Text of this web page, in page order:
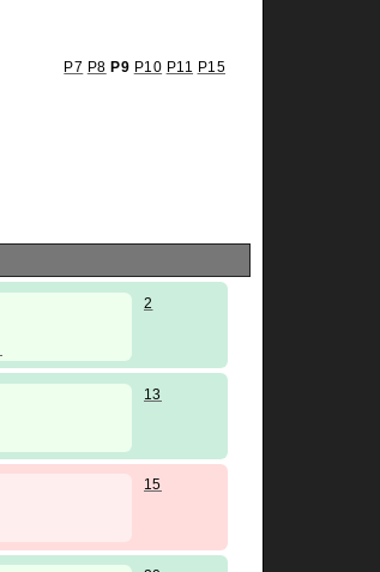
P7 P8 P9 P10 P11 P15
2
13
15